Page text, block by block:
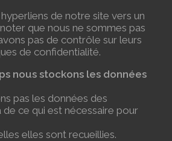
de notre site vers un
que nous ne sommes pas
pas de contrôle sur leurs
de confidentialité.
nous stockons les données
pas les données des
de ce qui est nécessaire pour
elles sont recueillies.